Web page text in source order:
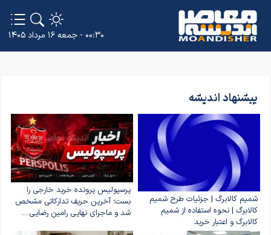
۰۰:۳۰ - جمعه ۱۶ مرداد ۱۴۰۵
پیشنهاد اندیشه
شمیم کالابرگ | جزئیات طرح شمیم
کالابرگ | نحوه استفاده از شمیم
کالابرگ و اعتبار خرید
پرسپولیس پرونده خرید خارجی را
بست؛ آخرین حریف تدارکاتی مشخص
شد و ماجرای نهایی رامین رضایی...